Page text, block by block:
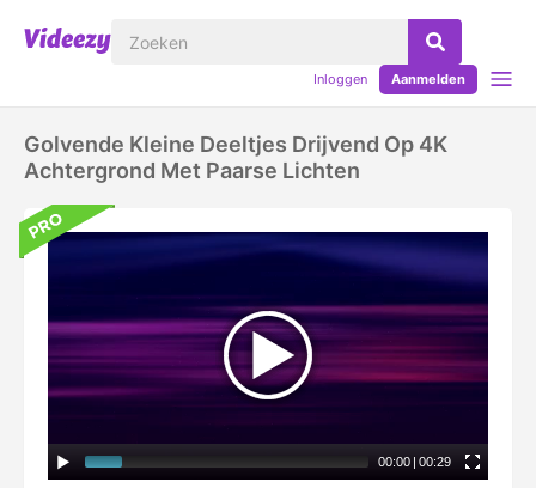
Inloggen Aanmelden
Golvende Kleine Deeltjes Drijvend Op 4K
Achtergrond Met Paarse Lichten
00:00 | 00:29